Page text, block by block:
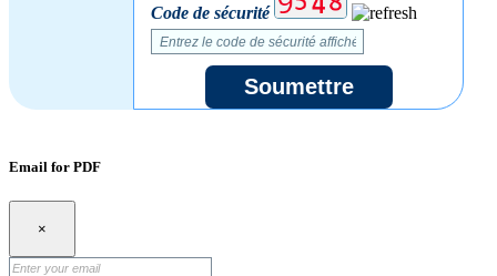
Code de sécurité
Soumettre
Email for PDF
×